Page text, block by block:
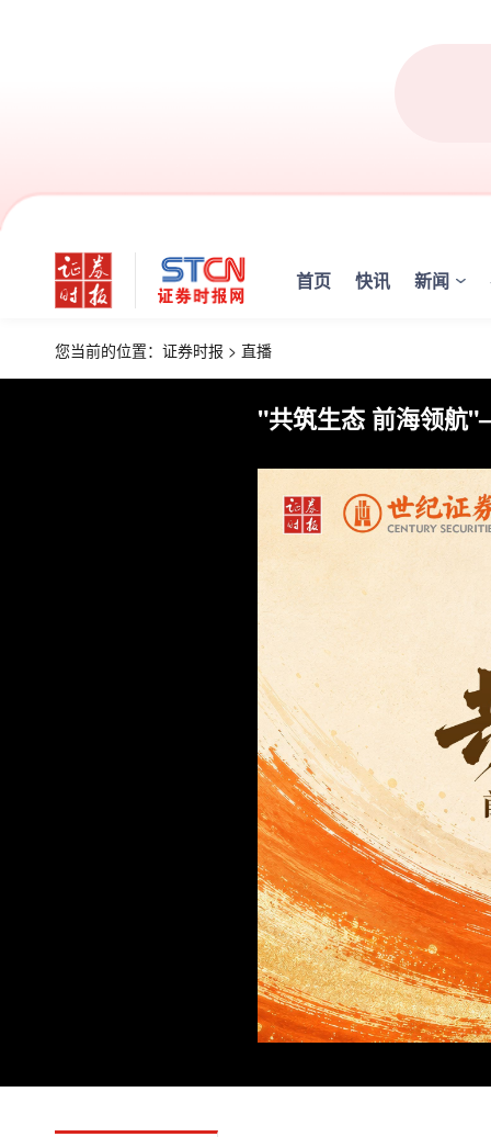
首页 快讯 新闻
您当前的位置： 证券时报 > 直播
"共筑生态 前海领航